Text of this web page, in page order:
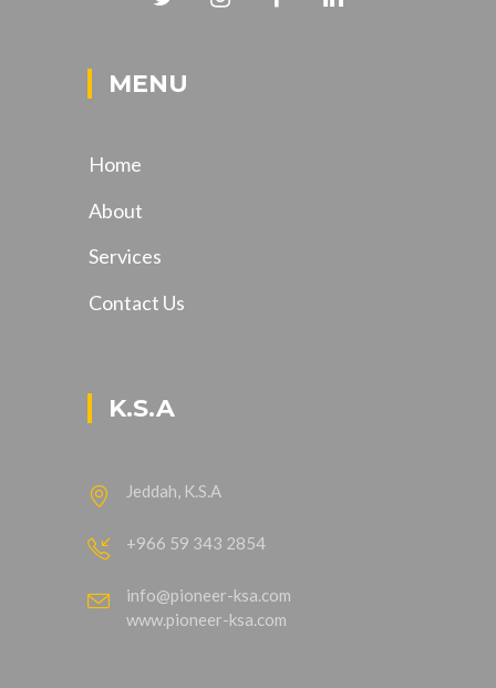
MENU
Home
About
Services
Contact Us
K.S.A
Jeddah, K.S.A
+966 59 343 2854
info@pioneer-ksa.com
www.pioneer-ksa.com